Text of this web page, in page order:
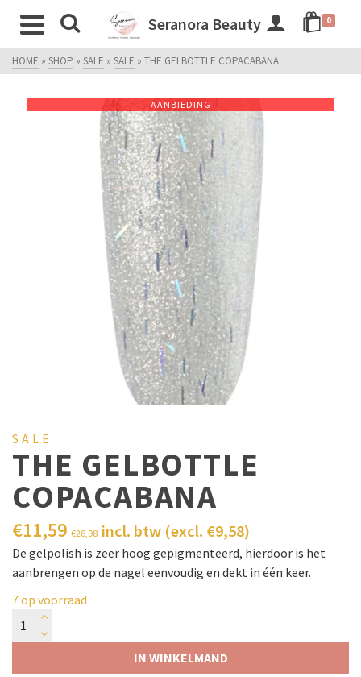
Seranora Beauty 0
HOME » SHOP » SALE » SALE » THE GELBOTTLE COPACABANA
AANBIEDING
SALE
THE GELBOTTLE
COPACABANA
€28,98
€11,59 incl. btw (excl. €9,58)
De gelpolish is zeer hoog gepigmenteerd, hierdoor is het
aanbrengen op de nagel eenvoudig en dekt in één keer.
7 op voorraad
IN WINKELMAND